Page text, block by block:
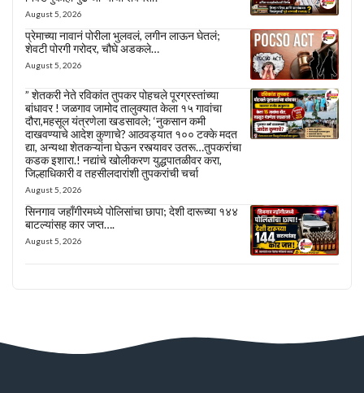
August 5, 2026
प्रेमाच्या नावानं पोरीला भुलवलं, लगीन लाऊन घेतलं;
शेवटी पोरगी गरोदर, चौघे अडकले…
August 5, 2026
” शेतकरी नेते रविकांत तुपकर पोहचले पूरग्रस्तांच्या
बांधावर ! जळगाव जामोद तालुक्यात केला १५ गावांचा
दौरा,महसूल यंत्रणेला खडसावले; ‘नुकसान कमी
दाखवण्याचे आदेश कुणाचे? आठवड्यात १०० टक्के मदत
द्या, अन्यथा शेतकऱ्यांना घेऊन रस्त्यावर उतरू…तुपकरांचा
कडक इशारा.! नद्यांचे खोलीकरण युद्धपातळीवर करा,
जिल्हाधिकारी व तहसीलदारांशी तुपकरांची चर्चा
August 5, 2026
सिनगाव जहाँगीरमध्ये पोलिसांचा छापा; देशी दारूच्या १४४
बाटल्यांसह कार जप्त….
August 5, 2026